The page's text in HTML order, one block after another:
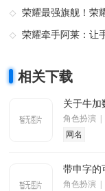
荣耀最强旗舰！荣
荣耀牵手阿莱：让
相关下载
关于牛加
角色扮演 |
网名
带申字的
角色扮演 |